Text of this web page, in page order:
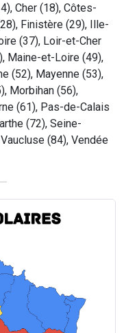
Cher (18), Côtes-
Finistère (29), Ille-
(37), Loir-et-Cher
Maine-et-Loire (49),
(52), Mayenne (53),
Morbihan (56),
(61), Pas-de-Calais
(72), Seine-
(84), Vendée